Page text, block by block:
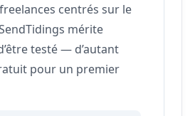
centrés sur le
mérite
testé — d’autant
pour un premier